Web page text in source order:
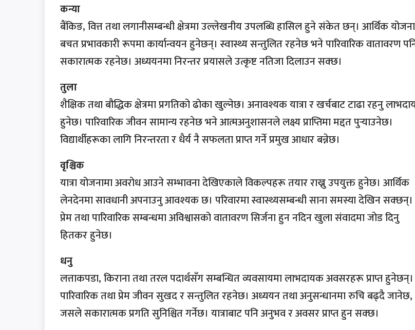
कन्या
बैंकिङ, वित्त तथा लगानीसम्बन्धी क्षेत्रमा उल्लेखनीय उपलब्धि हासिल हुने संकेत छन्। आर्थिक
बचत प्रभावकारी रूपमा कार्यान्वयन हुनेछन्। स्वास्थ्य सन्तुलित रहनेछ भने पारिवारिक वातावरण
सकारात्मक रहनेछ। अध्ययनमा निरन्तर प्रयासले उत्कृष्ट नतिजा दिलाउन सक्छ।
तुला
शैक्षिक तथा बौद्धिक क्षेत्रमा प्रगतिको ढोका खुल्नेछ। अनावश्यक यात्रा र खर्चबाट टाढा रहनु
हुनेछ। पारिवारिक जीवन सामान्य रहनेछ भने आत्मअनुशासनले लक्ष्य प्राप्तिमा मद्दत पुर्‍याउनेछ।
विद्यार्थीहरूका लागि निरन्तरता र धैर्य नै सफलता प्राप्त गर्ने प्रमुख आधार बन्नेछ।
वृश्चिक
यात्रा योजनामा अवरोध आउने सम्भावना देखिएकाले विकल्पहरू तयार राख्नु उपयुक्त हुनेछ। आर्थिक
लेनदेनमा सावधानी अपनाउनु आवश्यक छ। परिवारमा स्वास्थ्यसम्बन्धी साना समस्या देखिन सक्छन्।
प्रेम तथा पारिवारिक सम्बन्धमा अविश्वासको वातावरण सिर्जना हुन नदिन खुला संवादमा जोड दिनु
हितकर हुनेछ।
धनु
लत्ताकपडा, किराना तथा तरल पदार्थसँग सम्बन्धित व्यवसायमा लाभदायक अवसरहरू प्राप्त हुनेछन्।
पारिवारिक तथा प्रेम जीवन सुखद र सन्तुलित रहनेछ। अध्ययन तथा अनुसन्धानमा रुचि बढ्दै जानेछ,
जसले सकारात्मक प्रगति सुनिश्चित गर्नेछ। यात्राबाट पनि अनुभव र अवसर प्राप्त हुन सक्छ।